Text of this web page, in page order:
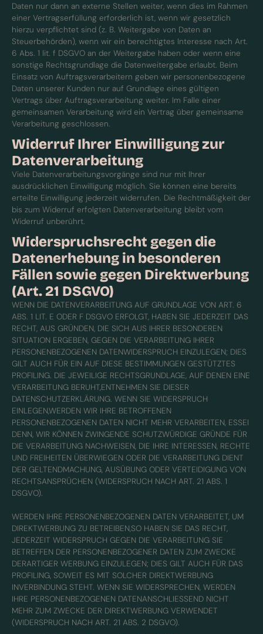
Daten nur dann an externe Stellen weiter, wenn dies im Rahmen
einer Vertragserfüllung erforderlich ist, wenn wir gesetzlich
hierzu verpflichtet sind (z. B. Weitergabe von Daten an
Steuerbehörden), wenn wir ein berechtigtes Interesse nach Art.
6 Abs. 1 lit. f DSGVO an der Weitergabe haben oder wenn eine
sonstige Rechtsgrundlage die Datenweitergabe erlaubt. Beim
Einsatz von Auftragsverarbeitern geben wir personenbezogene
Daten unserer Kunden nur auf Grundlage eines gültigen
Vertrags über Auftragsverarbeitung weiter. Im Falle einer
gemeinsamen Verarbeitung wird ein Vertrag über gemeinsame
Verarbeitung geschlossen.
Widerruf Ihrer Einwilligung zur
Datenverarbeitung
Viele Datenverarbeitungsvorgänge sind nur mit Ihrer
ausdrücklichen Einwilligung möglich. Sie können eine bereits
erteilte Einwilligung jederzeit widerrufen. Die Rechtmäßigkeit der
bis zum Widerruf erfolgten Datenverarbeitung bleibt vom
Widerruf unberührt.
Widerspruchsrecht gegen die
Datenerhebung in besonderen
Fällen sowie gegen Direktwerbung
(Art. 21 DSGVO)
WENN DIE DATENVERARBEITUNG AUF GRUNDLAGE VON ART. 6
ABS. 1 LIT. E ODER F DSGVO ERFOLGT, HABEN SIE JEDERZEIT DAS
RECHT, AUS GRÜNDEN, DIE SICH AUS IHRER BESONDEREN
SITUATION ERGEBEN, GEGEN DIE VERARBEITUNG IHRER
PERSONENBEZOGENEN DATENWIDERSPRUCH EINZULEGEN; DIES
GILT AUCH FÜR EIN AUF DIESE BESTIMMUNGEN GESTÜTZTES
PROFILING. DIE JEWEILIGE RECHTSGRUNDLAGE, AUF DENEN EINE
VERARBEITUNG BERUHT,ENTNEHMEN SIE DIESER
DATENSCHUTZERKLÄRUNG. WENN SIE WIDERSPRUCH
EINLEGEN,WERDEN WIR IHRE BETROFFENEN
PERSONENBEZOGENEN DATEN NICHT MEHR VERARBEITEN, ESSEI
DENN, WIR KÖNNEN ZWINGENDE SCHUTZWÜRDIGE GRÜNDE FÜR
DIE VERARBEITUNG NACHWEISEN, DIE IHRE INTERESSEN, RECHTE
UND FREIHEITEN ÜBERWIEGEN ODER DIE VERARBEITUNG DIENT
DER GELTENDMACHUNG, AUSÜBUNG ODER VERTEIDIGUNG VON
RECHTSANSPRÜCHEN (WIDERSPRUCH NACH ART. 21 ABS. 1
DSGVO).
WERDEN IHRE PERSONENBEZOGENEN DATEN VERARBEITET, UM
DIREKTWERBUNG ZU BETREIBEN,SO HABEN SIE DAS RECHT,
JEDERZEIT WIDERSPRUCH GEGEN DIE VERARBEITUNG SIE
BETREFFEN DER PERSONENBEZOGENER DATEN ZUM ZWECKE
DERARTIGER WERBUNG EINZULEGEN; DIES GILT AUCH FÜR DAS
PROFILING, SOWEIT ES MIT SOLCHER DIREKTWERBUNG
INVERBINDUNG STEHT. WENN SIE WIDERSPRECHEN, WERDEN
IHRE PERSONENBEZOGENEN DATENANSCHLIESSEND NICHT
MEHR ZUM ZWECKE DER DIREKTWERBUNG VERWENDET
(WIDERSPRUCH NACH ART. 21 ABS. 2 DSGVO).